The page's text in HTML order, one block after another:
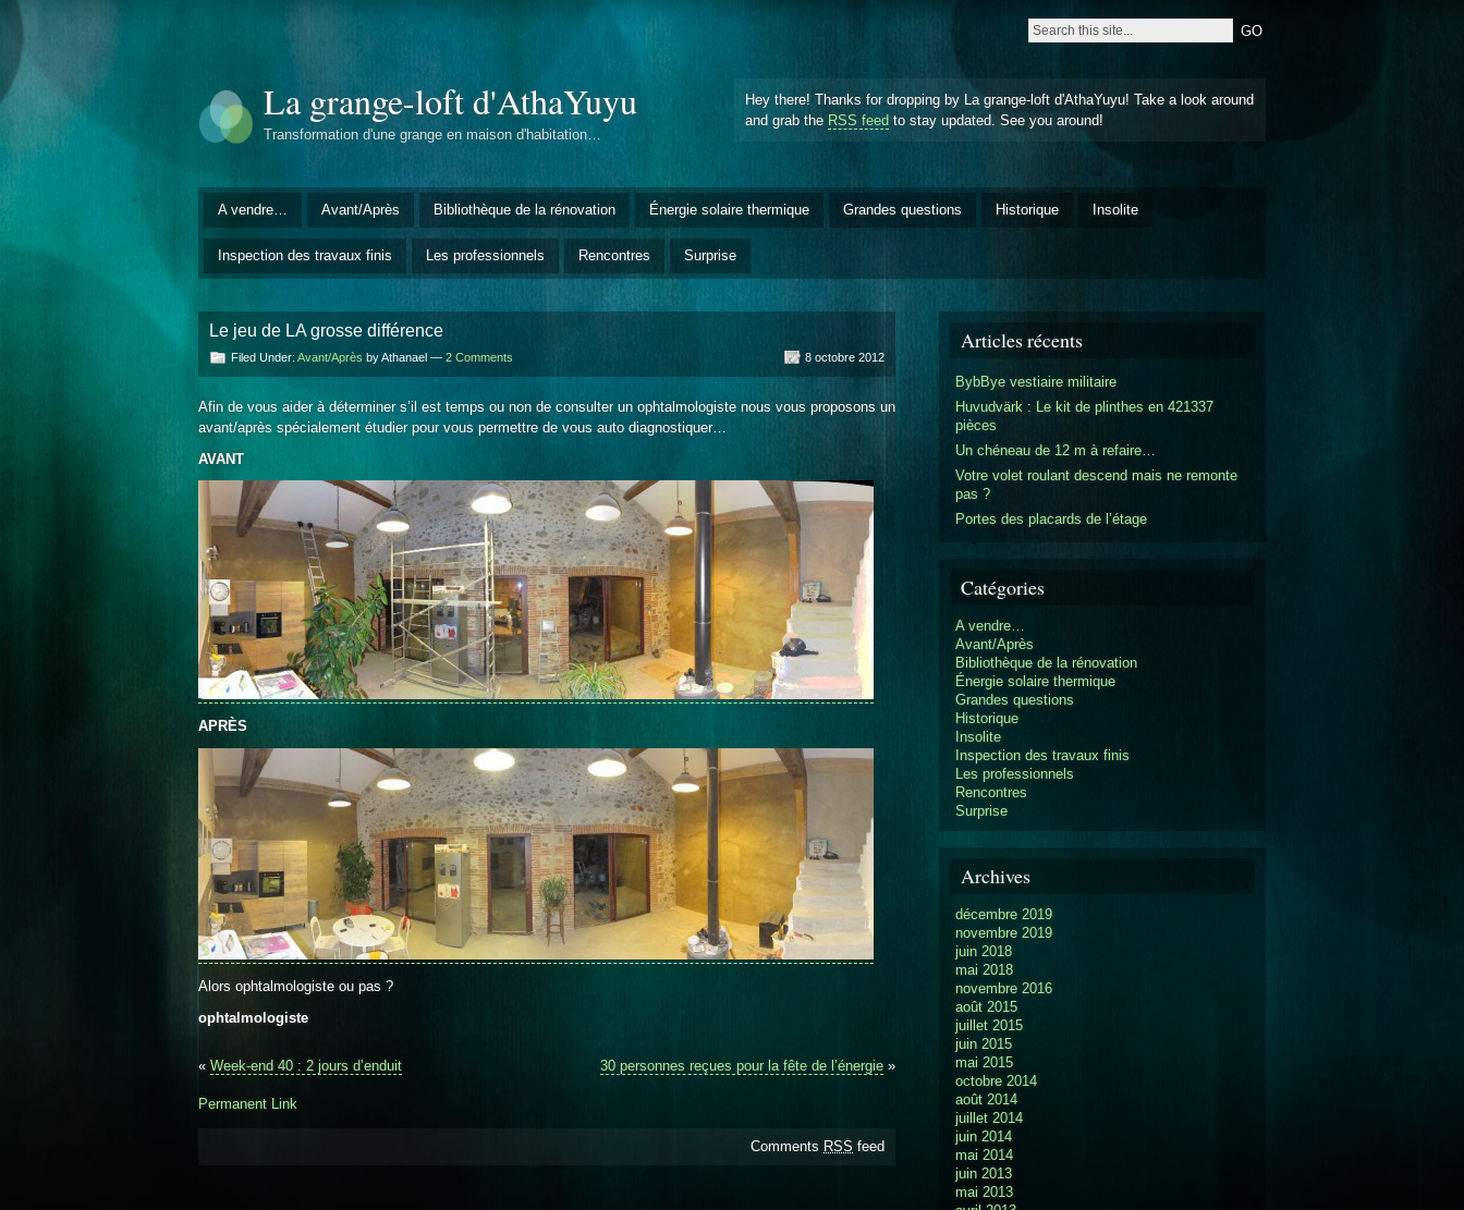
La grange-loft d'AthaYuyu
Transformation d'une grange en maison d'habitation…
Hey there! Thanks for dropping by La grange-loft d'AthaYuyu! Take a look around
and grab the RSS feed to stay updated. See you around!
A vendre… Avant/Après Bibliothèque de la rénovation Énergie solaire thermique Grandes questions Historique Insolite
Inspection des travaux finis Les professionnels Rencontres Surprise
Le jeu de LA grosse différence
Filed Under: Avant/Après by Athanael — 2 Comments 8 octobre 2012
Afin de vous aider à déterminer s’il est temps ou non de consulter un ophtalmologiste nous vous proposons un
avant/après spécialement étudier pour vous permettre de vous auto diagnostiquer…
AVANT
APRÈS
Alors ophtalmologiste ou pas ?
ophtalmologiste
« Week-end 40 : 2 jours d’enduit 30 personnes reçues pour la fête de l’énergie »
Permanent Link
Comments RSS feed
Articles récents
BybBye vestiaire militaire
Huvudvärk : Le kit de plinthes en 421337
pièces
Un chéneau de 12 m à refaire…
Votre volet roulant descend mais ne remonte
pas ?
Portes des placards de l’étage
Catégories
A vendre…
Avant/Après
Bibliothèque de la rénovation
Énergie solaire thermique
Grandes questions
Historique
Insolite
Inspection des travaux finis
Les professionnels
Rencontres
Surprise
Archives
décembre 2019
novembre 2019
juin 2018
mai 2018
novembre 2016
août 2015
juillet 2015
juin 2015
mai 2015
octobre 2014
août 2014
juillet 2014
juin 2014
mai 2014
juin 2013
mai 2013